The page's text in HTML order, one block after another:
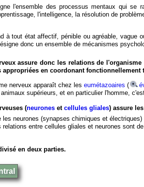
l'ensemble des processus mentaux qui
l'intelligence, la résolution de
à tout état affectif, pénible ou agréable, vague
donc un ensemble de mécanismes
assure donc les relations de
appropriées en coordonant fonctionnellement
nerveux apparaît chez leseumétazoaires (
supérieurs, et en particulier l'homme,
(neurones etcellules gliales) assure
les neurones (synapses chimiques et
relations entre cellules gliales et neurones sont
en deux parties.